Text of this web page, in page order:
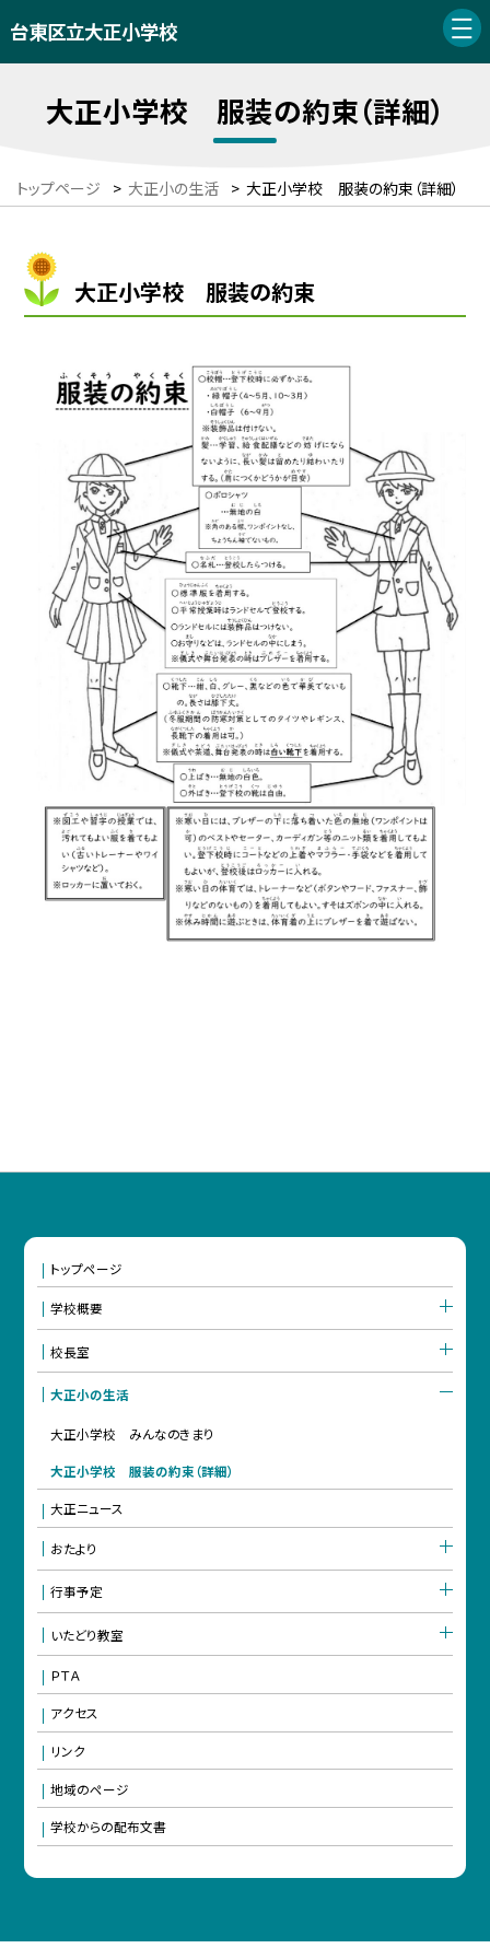
台東区立大正小学校
大正小学校 服装の約束（詳細）
トップページ > 大正小の生活 > 大正小学校 服装の約束（詳細）
大正小学校 服装の約束
トップページ
学校概要
校長室
大正小の生活
大正小学校 みんなのきまり
大正小学校 服装の約束（詳細）
大正ニュース
おたより
行事予定
いたどり教室
ＰＴＡ
アクセス
リンク
地域のページ
学校からの配布文書